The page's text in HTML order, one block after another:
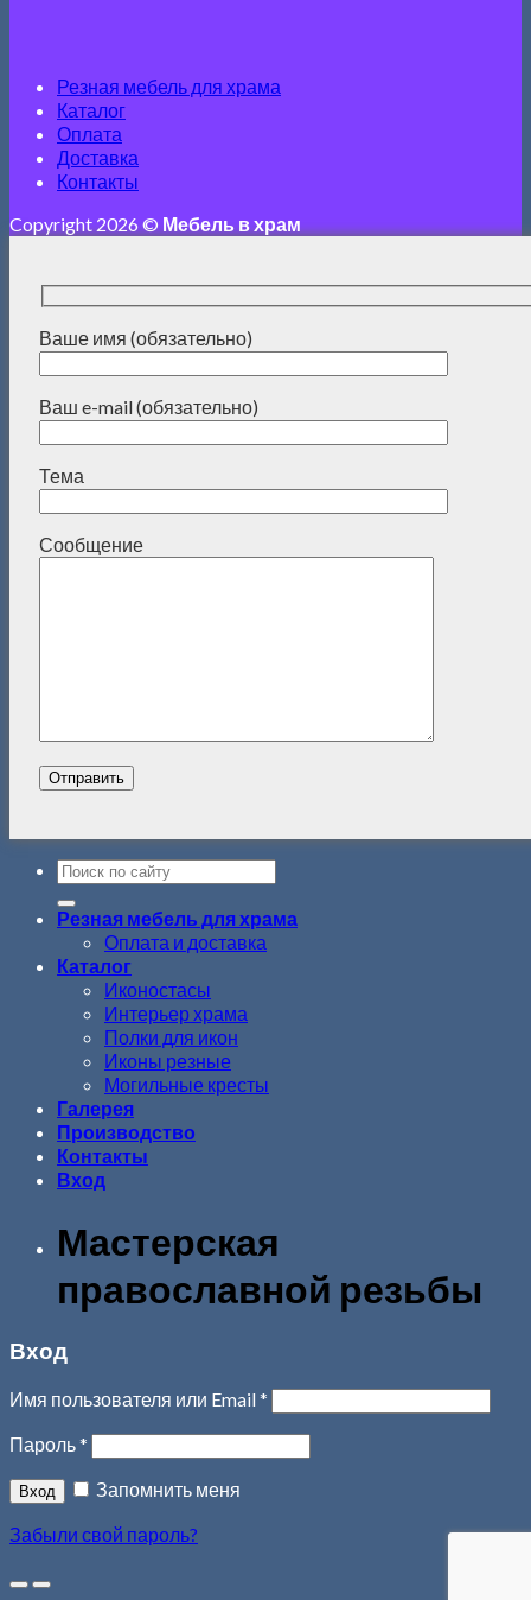
Резная мебель для храма
Каталог
Оплата
Доставка
Контакты
Copyright 2026 © Мебель в храм
Ваше имя (обязательно)
Ваш e-mail (обязательно)
Тема
Сообщение
Резная мебель для храма
Оплата и доставка
Каталог
Иконостасы
Интерьер храма
Полки для икон
Иконы резные
Могильные кресты
Галерея
Производство
Контакты
Вход
Мастерская
православной резьбы
Вход
Имя пользователя или Email*
Пароль*
Запомнить меня
Забыли свой пароль?